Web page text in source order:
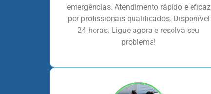
emergências. Atendimento rápido e eficaz
por profissionais qualificados. Disponível
24 horas. Ligue agora e resolva seu
problema!